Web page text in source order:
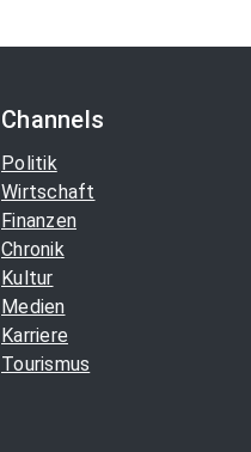
Channels
Politik
Wirtschaft
Finanzen
Chronik
Kultur
Medien
Karriere
Tourismus